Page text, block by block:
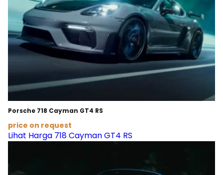
Porsche 718 Cayman GT4 RS
price on request
Lihat Harga 718 Cayman GT4 RS